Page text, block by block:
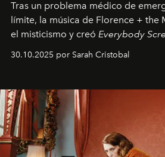
Tras un problema médico de
límite, la música de Florence + the
el misticismo y creó Everybody
30.10.2025 por Sarah Cristobal